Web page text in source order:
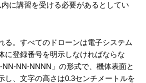
に講習を受ける必要があるとしてい
る。すべてのドローンは電子システム
に登録番号を明示しなければならな
NN-NNNN」の形式で、機体表面と
し、文字の高さは0.3センチメートルを